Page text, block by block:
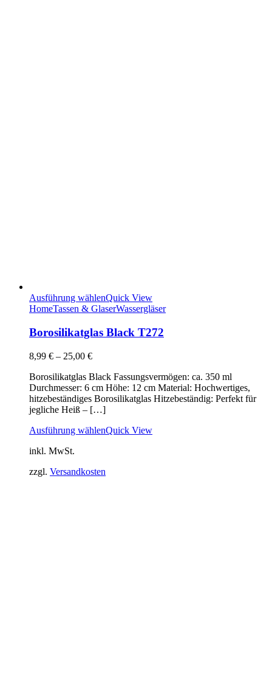
Ausführung wählenQuick View
HomeTassen & GlaserWassergläser
Borosilikatglas Black T272
8,99 € – 25,00 €
Borosilikatglas Black Fassungsvermögen: ca. 350 ml
Durchmesser: 6 cm Höhe: 12 cm Material: Hochwertiges,
hitzebeständiges Borosilikatglas Hitzebeständig: Perfekt für
jegliche Heiß – […]
Ausführung wählenQuick View
inkl. MwSt.
zzgl. Versandkosten